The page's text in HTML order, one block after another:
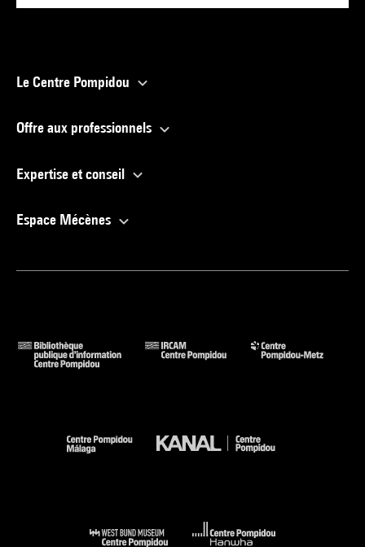
Le Centre Pompidou
Offre aux professionnels
Expertise et conseil
Espace Mécènes